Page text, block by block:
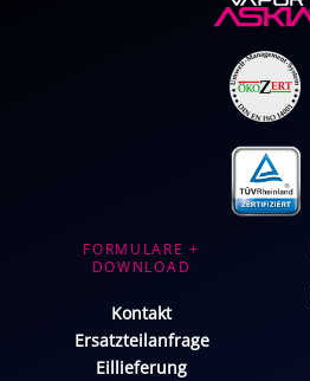
FORMULARE +
DOWNLOAD
Kontakt
Ersatzteilanfrage
Eillieferung